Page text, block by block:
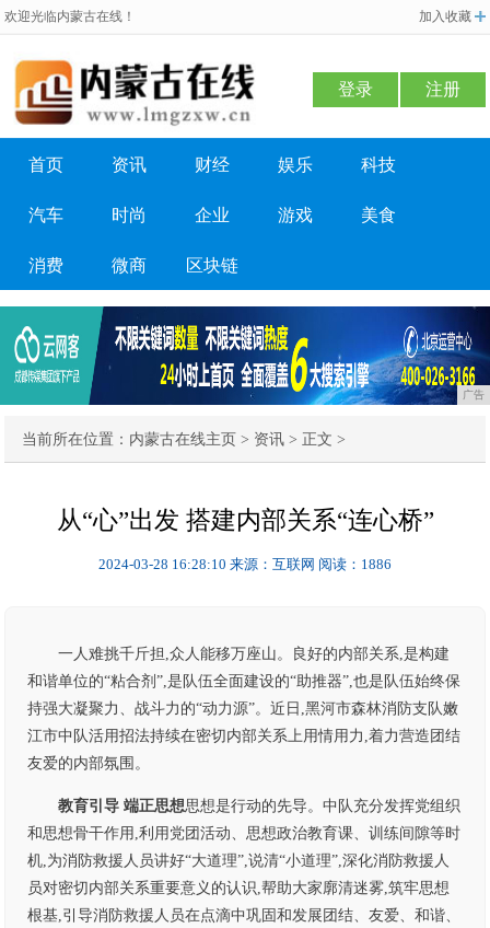
欢迎光临内蒙古在线！ 加入收藏
登录 注册
首页 资讯 财经 娱乐 科技
汽车 时尚 企业 游戏 美食
消费 微商 区块链
广告
当前所在位置： 内蒙古在线主页 > 资讯 > 正文 >
从“心”出发 搭建内部关系“连心桥”
2024-03-28 16:28:10 来源：互联网 阅读：1886
一人难挑千斤担,众人能移万座山。良好的内部关系,是构建
和谐单位的“粘合剂”,是队伍全面建设的“助推器”,也是队伍始终保
持强大凝聚力、战斗力的“动力源”。近日,黑河市森林消防支队嫩
江市中队活用招法持续在密切内部关系上用情用力,着力营造团结
友爱的内部氛围。
教育引导 端正思想思想是行动的先导。中队充分发挥党组织
和思想骨干作用,利用党团活动、思想政治教育课、训练间隙等时
机,为消防救援人员讲好“大道理”,说清“小道理”,深化消防救援人
员对密切内部关系重要意义的认识,帮助大家廓清迷雾,筑牢思想
根基,引导消防救援人员在点滴中巩固和发展团结、友爱、和谐、